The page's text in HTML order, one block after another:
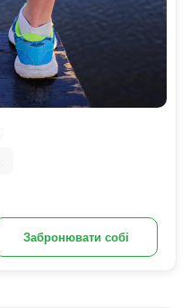
Забронювати собі